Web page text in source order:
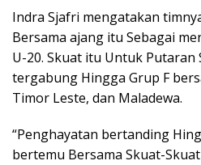
Indra Sjafri mengatakan
Bersama ajang itu Sebagai
U-20. Skuat itu Untuk Putaran
tergabung Hingga Grup F
Timor Leste, dan Maladewa.
“Penghayatan bertanding
bertemu Bersama Skuat-